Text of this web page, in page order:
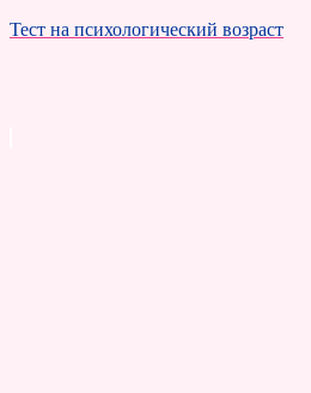
Тест на психологический возраст